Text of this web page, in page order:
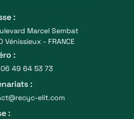
:
Marcel Sembat
Vénissieux - FRANCE
:
49 64 53 73
:
elit.com
: